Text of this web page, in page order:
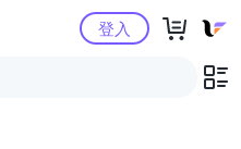
Yahoo購物中心登入